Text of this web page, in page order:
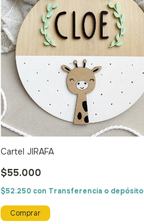
Cartel JIRAFA
$55.000
$52.250 con Transferencia o depósito